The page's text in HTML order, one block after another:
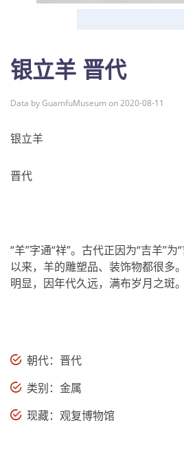
银立羊 晋代
Data by GuamfuMuseum on 2020-08-11
银立羊
晋代
“羊”字通“祥”。古代正因为“吉羊”
以来，羊的雕塑品、装饰物都很多
明显，因年代久远，满布岁月之斑。
朝代：晋代
类别：金属
现藏：观复博物馆